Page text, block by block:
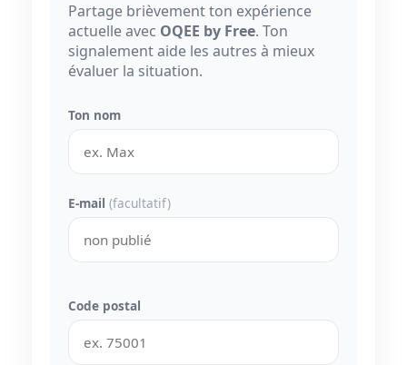
Partage brièvement ton expérience
actuelle avec OQEE by Free. Ton
signalement aide les autres à mieux
évaluer la situation.
Ton nom
E-mail (facultatif)
Code postal